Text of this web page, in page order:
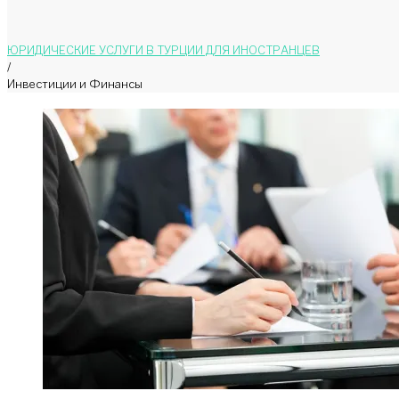
ЮРИДИЧЕСКИЕ УСЛУГИ В ТУРЦИИ ДЛЯ ИНОСТРАНЦЕВ
/
Инвестиции и Финансы
Рубрика:
и
Финансы